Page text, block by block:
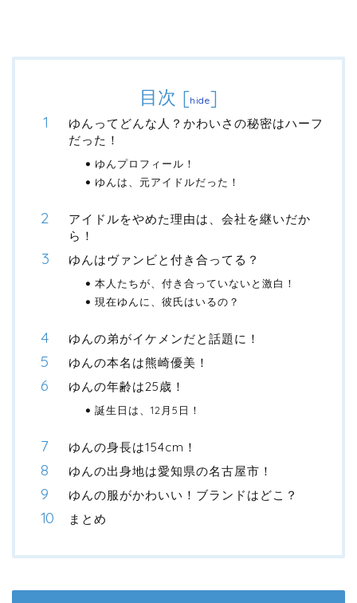
目次 [hide]
ゆんってどんな人？かわいさの秘密はハーフ
だった！
ゆんプロフィール！
ゆんは、元アイドルだった！
アイドルをやめた理由は、会社を継いだか
ら！
ゆんはヴァンビと付き合ってる？
本人たちが、付き合っていないと激白！
現在ゆんに、彼氏はいるの？
ゆんの弟がイケメンだと話題に！
ゆんの本名は熊崎優美！
ゆんの年齢は25歳！
誕生日は、12月5日！
ゆんの身長は154cm！
ゆんの出身地は愛知県の名古屋市！
ゆんの服がかわいい！ブランドはどこ？
まとめ